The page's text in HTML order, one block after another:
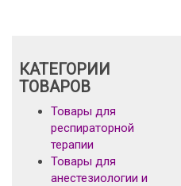
КАТЕГОРИИ
ТОВАРОВ
Товары для
респираторной
терапии
Товары для
анестезиологии и